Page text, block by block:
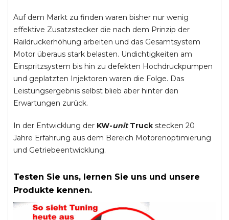
Auf dem Markt zu finden waren bisher nur wenig
effektive Zusatzstecker die nach dem Prinzip der
Raildruckerhöhung arbeiten und das Gesamtsystem
Motor überaus stark belasten. Undichtigkeiten am
Einspritzsystem bis hin zu defekten Hochdruckpumpen
und geplatzten Injektoren waren die Folge. Das
Leistungsergebnis selbst blieb aber hinter den
Erwartungen zurück.
In der Entwicklung der KW-unitTruck stecken 20
Jahre Erfahrung aus dem Bereich Motorenoptimierung
und Getriebeentwicklung.
Testen Sie uns, lernen Sie uns und unsere
Produkte kennen.